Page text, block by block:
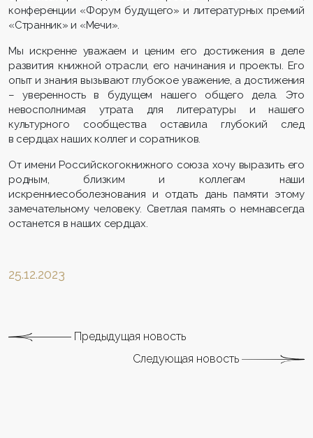
конференции «Форум будущего» и литературных премий
«Странник» и «Мечи».
Мы искренне уважаем и ценим его достижения в деле
развития книжной отрасли, его начинания и проекты. Его
опыт и знания вызывают глубокое уважение, а достижения
– уверенность в будущем нашего общего дела. Это
невосполнимая утрата для литературы и нашего
культурного сообщества оставила глубокий след
в сердцах наших коллег и соратников.
От имени Российскогокнижного союза хочу выразить его
родным, близким и коллегам наши
искренниесоболезнования и отдать дань памяти этому
замечательному человеку. Светлая память о немнавсегда
останется в наших сердцах.
25.12.2023
Предыдущая новость
Следующая новость